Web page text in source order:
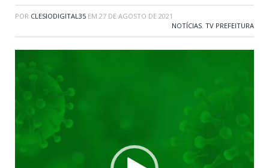
POR CLESIODIGITAL35 EM 27 DE AGOSTO DE 2021
NOTÍCIAS, TV PREFEITURA